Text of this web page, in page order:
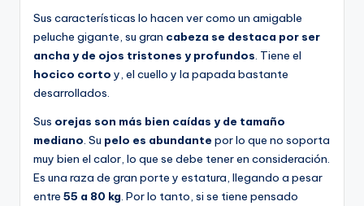
Sus características lo hacen ver como un amigable
peluche gigante, su gran cabeza se destaca por ser
ancha y de ojos tristones y profundos. Tiene el
hocico corto y, el cuello y la papada bastante
desarrollados.
Sus orejas son más bien caídas y de tamaño
mediano. Su pelo es abundante por lo que no soporta
muy bien el calor, lo que se debe tener en consideración.
Es una raza de gran porte y estatura, llegando a pesar
entre 55 a 80 kg. Por lo tanto, si se tiene pensado